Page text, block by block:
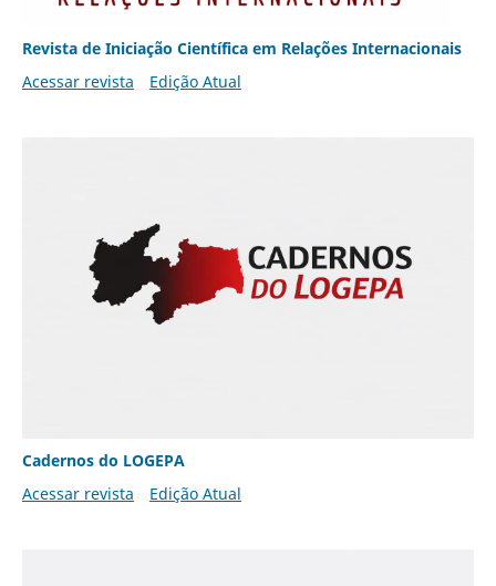
Revista de Iniciação Científica em Relações Internacionais
Acessar revista
Edição Atual
Cadernos do LOGEPA
Acessar revista
Edição Atual